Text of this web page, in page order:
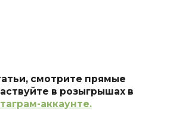
смотрите прямые
в розыгрышах в
аккаунте.